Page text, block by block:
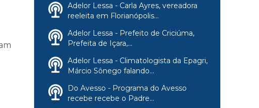
Adelor Lessa - Carla Ayres, vereadora
reeleita em Florianópolis...
Adelor Lessa - Prefeito de Criciúma,
Prefeita de Içara,...
Adelor Lessa - Climatologista da Epagri,
Márcio Sônego falando...
Do Avesso - Programa do Avesso
recebe recebe o Padre...